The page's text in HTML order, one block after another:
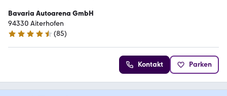
Bavaria Autoarena GmbH
94330 Aiterhofen
4.7 Sterne
(85)
Kontakt Parken